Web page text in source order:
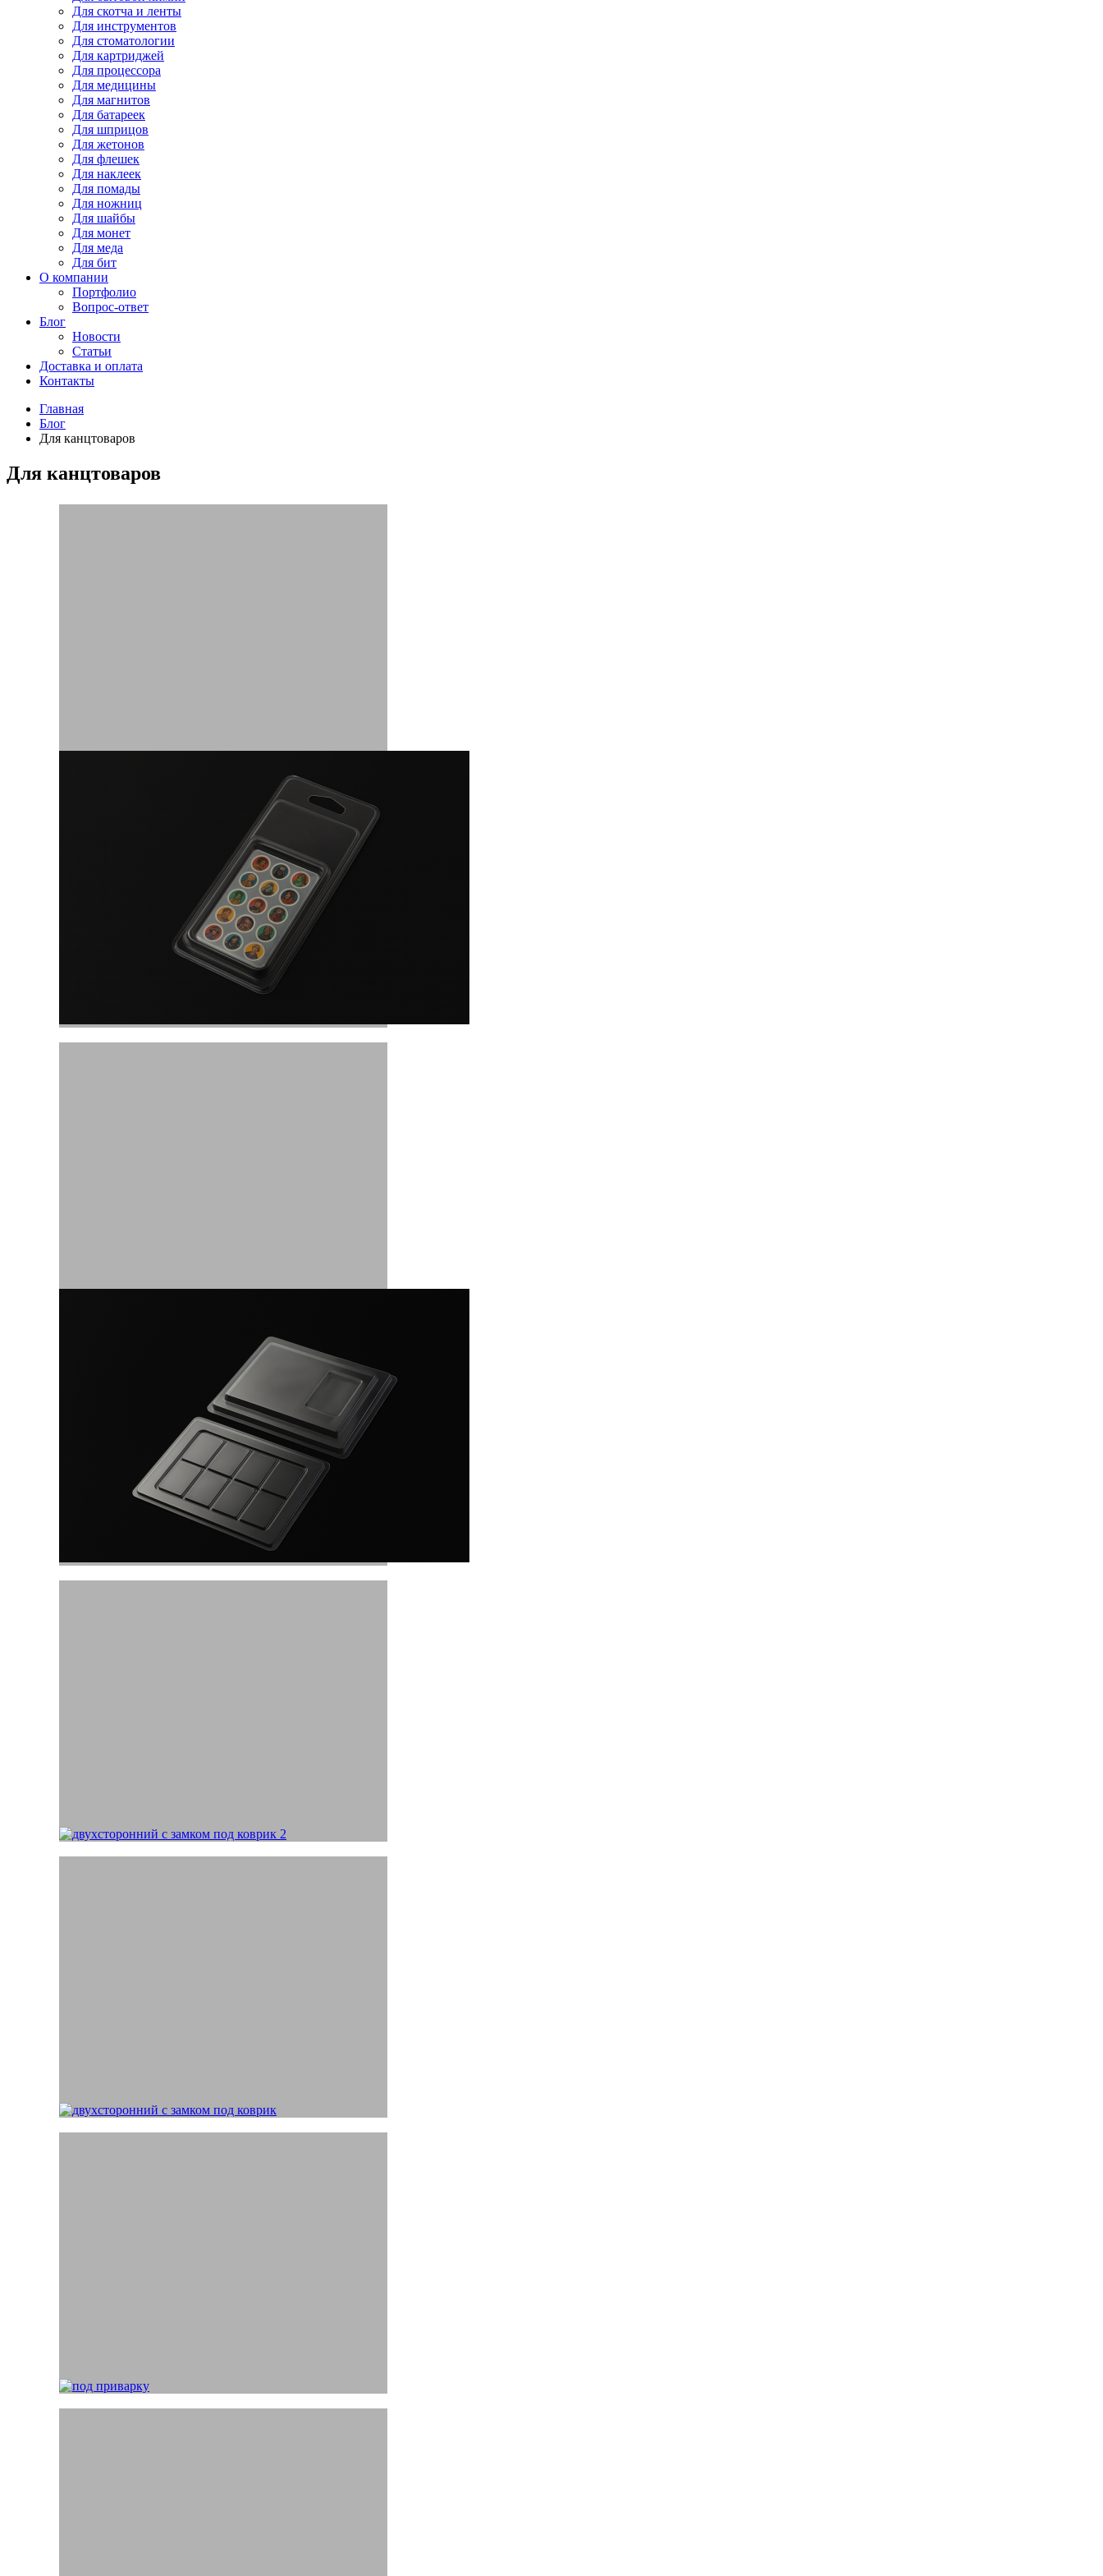
Для скотча и ленты
Для инструментов
Для стоматологии
Для картриджей
Для процессора
Для медицины
Для магнитов
Для батареек
Для шприцов
Для жетонов
Для флешек
Для наклеек
Для помады
Для ножниц
Для шайбы
Для монет
Для меда
Для бит
О компании
Портфолио
Вопрос-ответ
Блог
Новости
Статьи
Доставка и оплата
Контакты
Главная
Блог
Для канцтоваров
Для канцтоваров